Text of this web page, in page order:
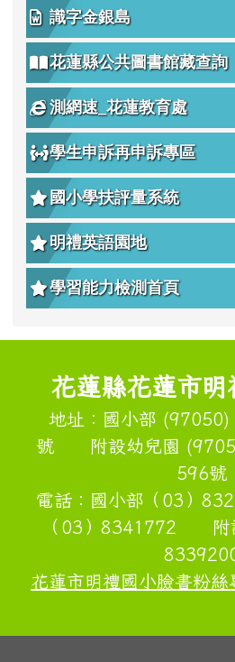
識字金銀島
花蓮縣公共圖書館藏查詢
測網速_花蓮教育處
學生申訴再申訴專區
國小學扶評量系統
明禮英語園地
學習能力檢測首頁
頁尾區域內容
花蓮縣花蓮市明
地址：國小部 (97050)
號 附設幼兒園
596號
電話：國小部（03）
（03）8341772 附
花蓮市明禮國小臉書粉